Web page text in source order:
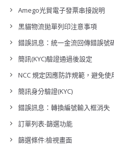
Amego光貿電子發票串接說明
黑貓物流拋單列印注意事項
錯誤訊息：統一金流回傳錯誤號
簡訊(KYC)驗證通過後設定
NCC 規定因應防詐規範，避免
簡訊身分驗證(KYC)
錯誤訊息：轉換編號輸入框消失
訂單列表-篩選功能
篩選條件:檢視畫面